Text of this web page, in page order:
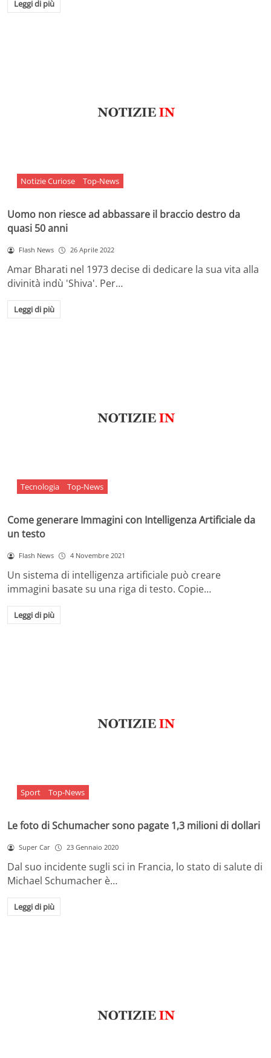
Leggi di più
Notizie Curiose Top-News
Uomo non riesce ad abbassare il braccio destro da
quasi 50 anni
Flash News 26 Aprile 2022
Amar Bharati nel 1973 decise di dedicare la sua vita alla
divinità indù 'Shiva'. Per…
Leggi di più
Tecnologia Top-News
Come generare Immagini con Intelligenza Artificiale da
un testo
Flash News 4 Novembre 2021
Un sistema di intelligenza artificiale può creare
immagini basate su una riga di testo. Copie…
Leggi di più
Sport Top-News
Le foto di Schumacher sono pagate 1,3 milioni di dollari
Super Car 23 Gennaio 2020
Dal suo incidente sugli sci in Francia, lo stato di salute di
Michael Schumacher è…
Leggi di più